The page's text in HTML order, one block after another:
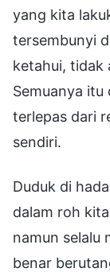
yang kita
tersembunyi
ketahui, tidak
Semuanya
terlepas dari
sendiri.
Duduk di
dalam roh
namun selalu
benar